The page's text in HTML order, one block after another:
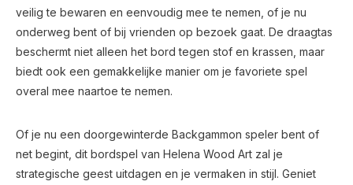
veilig te bewaren en eenvoudig mee te nemen, of je nu
onderweg bent of bij vrienden op bezoek gaat. De draagtas
beschermt niet alleen het bord tegen stof en krassen, maar
biedt ook een gemakkelijke manier om je favoriete spel
overal mee naartoe te nemen.
Of je nu een doorgewinterde Backgammon speler bent of
net begint, dit bordspel van Helena Wood Art zal je
strategische geest uitdagen en je vermaken in stijl. Geniet